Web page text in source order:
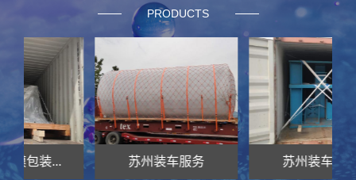
PRODUCTS
苏州装车服务 苏州装车服务